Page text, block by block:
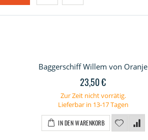
Baggerschiff Willem von Oranje
23,50 €
Zur Zeit nicht vorrätig.
Lieferbar in 13-17 Tagen
IN DEN WARENKORB